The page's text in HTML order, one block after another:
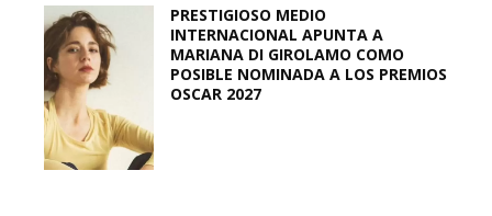
PRESTIGIOSO MEDIO
INTERNACIONAL APUNTA A
MARIANA DI GIROLAMO COMO
POSIBLE NOMINADA A LOS PREMIOS
OSCAR 2027